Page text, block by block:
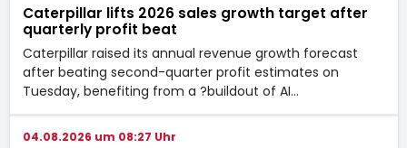
Caterpillar lifts 2026 sales growth target after
quarterly profit beat
Caterpillar raised its annual revenue growth forecast
after beating second-quarter profit estimates on
Tuesday, benefiting from a ?buildout of AI…
04.08.2026 um 08:27 Uhr